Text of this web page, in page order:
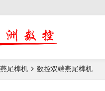
板生
|非标
尾榫机 数控双端燕尾榫机